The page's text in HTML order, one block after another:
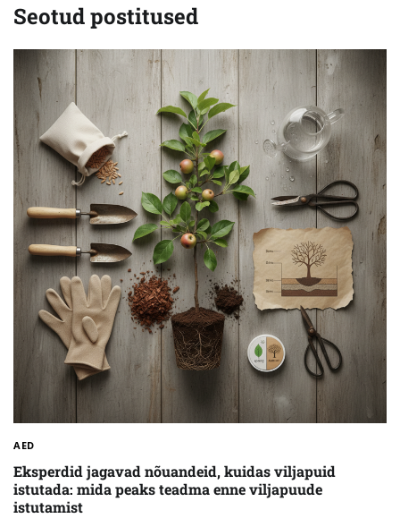
Seotud postitused
AED
Eksperdid jagavad nõuandeid, kuidas viljapuid
istutada: mida peaks teadma enne viljapuude
istutamist